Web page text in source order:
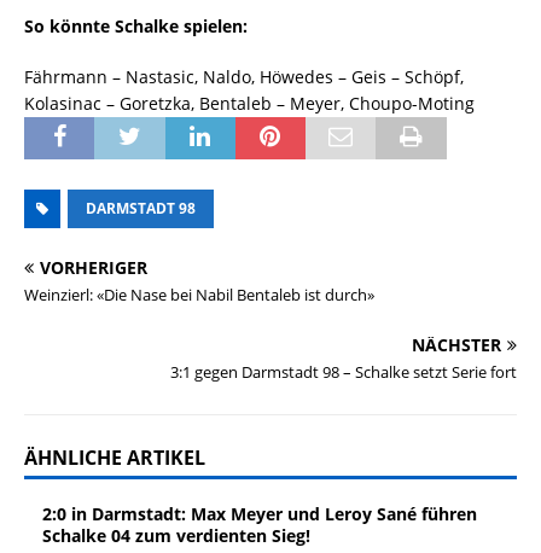
So könnte Schalke spielen:
Fährmann – Nastasic, Naldo, Höwedes – Geis – Schöpf,
Kolasinac – Goretzka, Bentaleb – Meyer, Choupo-Moting
DARMSTADT 98
VORHERIGER
Weinzierl: «Die Nase bei Nabil Bentaleb ist durch»
NÄCHSTER
3:1 gegen Darmstadt 98 – Schalke setzt Serie fort
ÄHNLICHE ARTIKEL
2:0 in Darmstadt: Max Meyer und Leroy Sané führen
Schalke 04 zum verdienten Sieg!